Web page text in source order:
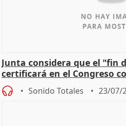
Junta considera que el "fin
certificará en el Congreso
de
Sonido Totales 23/07/